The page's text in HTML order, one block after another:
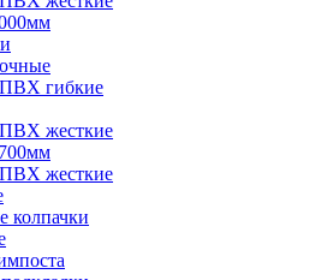
гибкие
жесткие
жесткие
колпачки